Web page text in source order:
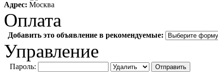
Адрес: Москва
Оплата
Добавить это объявление в рекомендуемые:
Управление
Пароль: